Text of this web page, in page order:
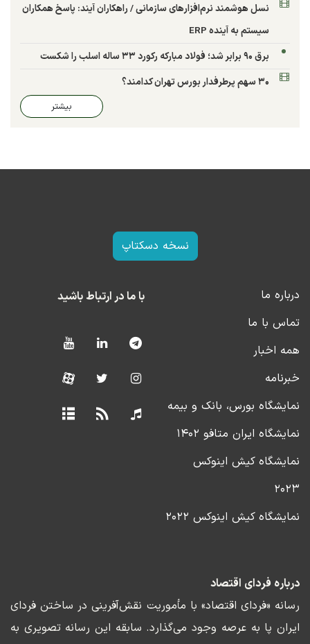
نسل هوشمند نرم‌افزارهای سازمانی / راهکاران آیند: پاسخ همکاران
سیستم به آینده ERP
برق ۹۰ برابر شد؛ فولاد مبارکه رکورد ۳۳ ساله اسلب را شکست
۳۰ سهم پرطرفدار بورس تهران کدامند؟
بیشتر
نسخه دسکتاپ
درباره ما
تماس با ما
همه اخبار
خبرنامه
نمایشگاه بورس، بانک و بیمه
نمایشگاه ایران متافو ۱۴۰۲
نمایشگاه کیش اینوکس
۲۰۲۳
نمایشگاه کیش اینوکس ۲۰۲۲
با ما در ارتباط باشید
درباره فردای اقتصاد
رسانه «فردای اقتصاد» با مأموریت نقش‌آفرینی در ساختن فردای
ایران پا به عرصه وجود می‌گذارد. سابقه این رسانه تصویری به